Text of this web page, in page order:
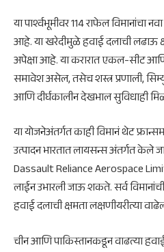
या पार्श्वभूमीवर 114 राफेल विमानांचा
आहे. या खरेदीमुळे हवाई दलाची लढाऊ
अपेक्षा आहे. या करारात एकल-सीट आणि
समावेश असेल, तसेच शस्त्र प्रणाली,
आणि दीर्घकालीन देखभाल सुविधाही
या योजनेअंतर्गत काही विमानं थेट
उत्पादन भारतात लायसन्स अंतर्गत केले
Dassault Reliance Aerospace
लाईन उभारली जाऊ शकते. सर्व
हवाई दलाची क्षमता लक्षणीयरीत्या
चीन आणि पाकिस्तानकडून वाढत्या हवाई